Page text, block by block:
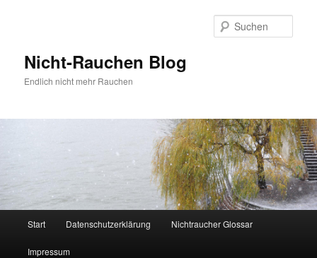
Nicht-Rauchen Blog
Endlich nicht mehr Rauchen
Start Datenschutzerklärung Nichtraucher Glossar
Impressum